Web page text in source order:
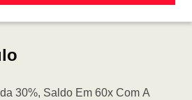
30%, Saldo Em 60x Com A